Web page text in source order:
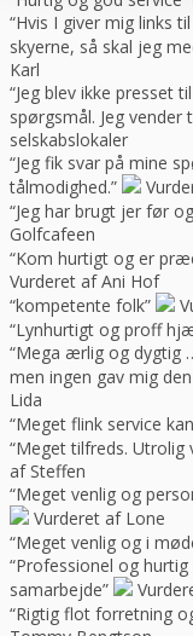
“Hvis I giver mig links
skyerne, så skal jeg
Karl
“Jeg blev ikke presset
spørgsmål. Jeg vender
selskabslokaler
“Jeg fik svar på mine
tålmodighed.”
“Jeg har brugt jer før
Golfcafeen
“Kom hurtigt og er
Vurderet af Ani Hof
“kompetente folk”
“Lynhurtigt og proff
“Mega ærlig og dygtig
men ingen gav mig
Lida
“Meget flink service
“Meget tilfreds.
af Steffen
“Meget venlig og
Vurderet af Lone
“Meget venlig og i
“Professionel og
samarbejde”
“Rigtig flot forretning